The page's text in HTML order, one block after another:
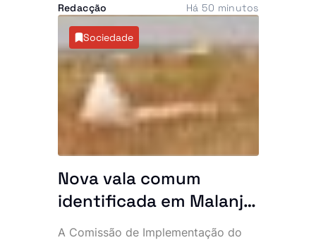
rede Vodacom, num esquema que
terá desviado cerca de 40 mil euros
e cinco milhões de kwanzas. O
dinheiro alegadamente sustentava
uma vida de luxo, marcada por
viaturas topo de gama, telemóveis
caros e festas frequentes.
Redacção Há 50 minutos
Sociedade
Nova vala comum
identificada em Malanje
com 41 corpos
A Comissão de Implementação do